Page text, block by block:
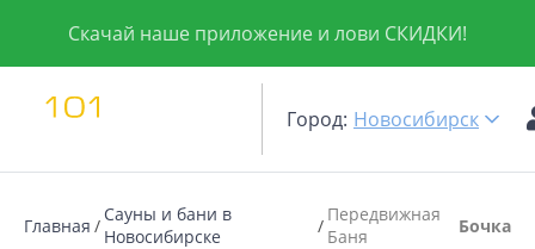
Скачай наше приложение и лови СКИДКИ!
Город: Новосибирск
Главная
Сауны и бани в
Новосибирске
Передвижная
Баня
Бочка